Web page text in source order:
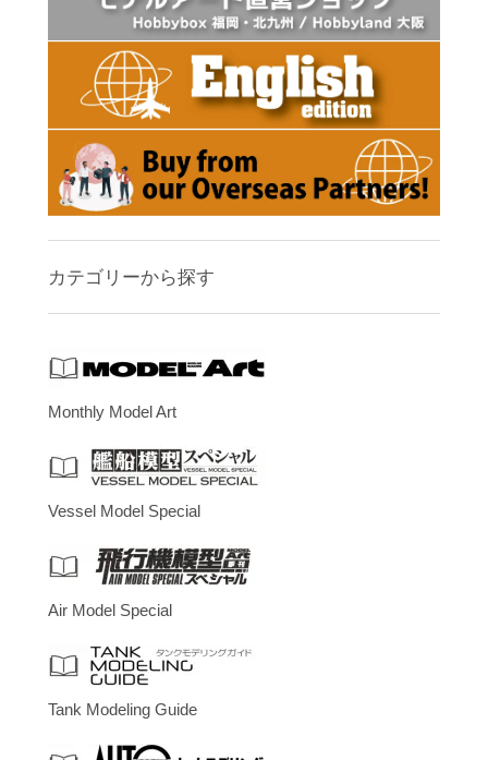
カテゴリーから探す
Monthly Model Art
Vessel Model Special
Air Model Special
Tank Modeling Guide